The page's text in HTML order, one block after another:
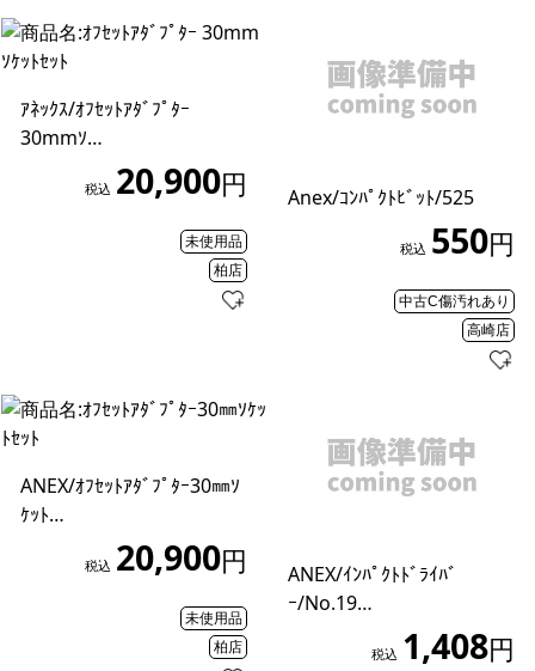
ｱﾈｯｸｽ/ｵﾌｾｯﾄｱﾀﾞﾌﾟﾀｰ
30mmｿ…
税込 20,900円
未使用品
柏店
Anex/ｺﾝﾊﾟｸﾄﾋﾞｯﾄ/525
税込 550円
中古C傷汚れあり
高崎店
ANEX/ｵﾌｾｯﾄｱﾀﾞﾌﾟﾀｰ30㎜ｿ
ｹｯﾄ…
税込 20,900円
未使用品
柏店
ANEX/ｲﾝﾊﾟｸﾄﾄﾞﾗｲﾊﾞ
ｰ/No.19…
税込 1,408円